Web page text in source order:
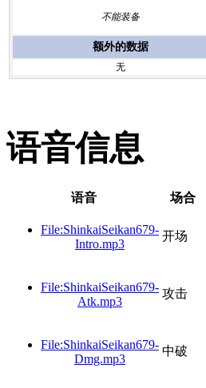
不能装备
额外的数据
无
语音信息
语音 场合
File:ShinkaiSeikan679-
Intro.mp3
开场
File:ShinkaiSeikan679-
Atk.mp3
攻击
File:ShinkaiSeikan679-
Dmg.mp3
中破